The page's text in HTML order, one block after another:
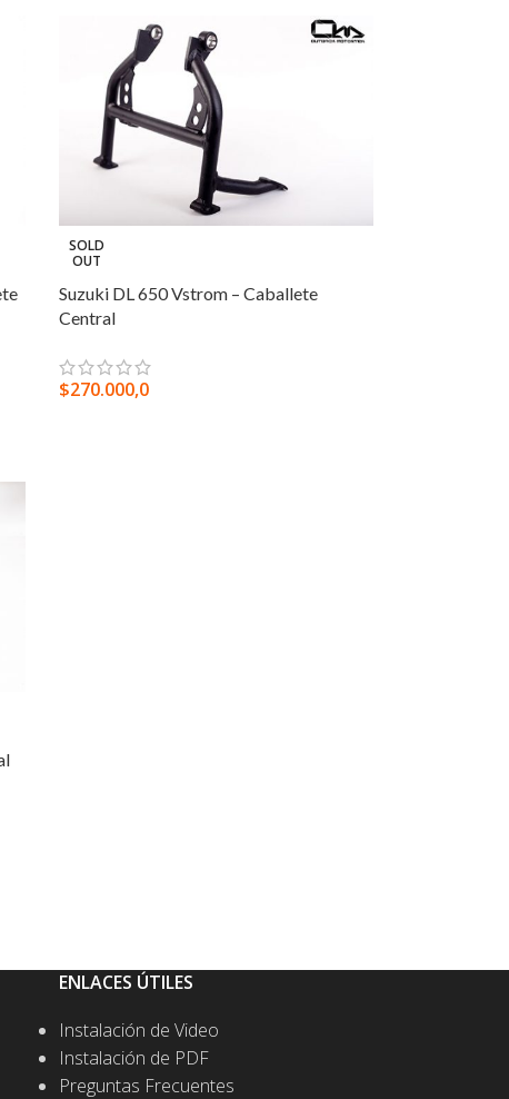
SOLD
OUT
Suzuki DL 650 Vstrom – Caballete
Central
$270.000,0
ENLACES ÚTILES
Instalación de Video
Instalación de PDF
Preguntas Frecuentes